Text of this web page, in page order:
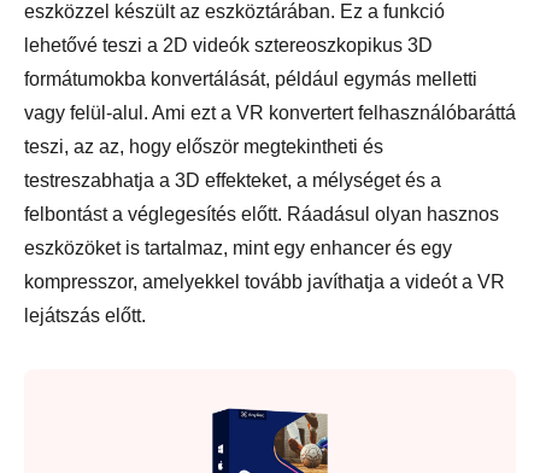
eszközzel készült az eszköztárában. Ez a funkció
lehetővé teszi a 2D videók sztereoszkopikus 3D
formátumokba konvertálását, például egymás melletti
vagy felül-alul. Ami ezt a VR konvertert felhasználóbaráttá
teszi, az az, hogy először megtekintheti és
testreszabhatja a 3D effekteket, a mélységet és a
felbontást a véglegesítés előtt. Ráadásul olyan hasznos
eszközöket is tartalmaz, mint egy enhancer és egy
kompresszor, amelyekkel tovább javíthatja a videót a VR
lejátszás előtt.